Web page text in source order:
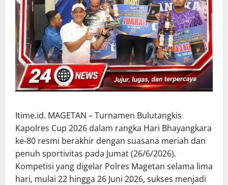
Itime.id. MAGETAN – Turnamen Bulutangkis
Kapolres Cup 2026 dalam rangka Hari Bhayangkara
ke-80 resmi berakhir dengan suasana meriah dan
penuh sportivitas pada Jumat (26/6/2026).
Kompetisi yang digelar Polres Magetan selama lima
hari, mulai 22 hingga 26 Juni 2026, sukses menjadi